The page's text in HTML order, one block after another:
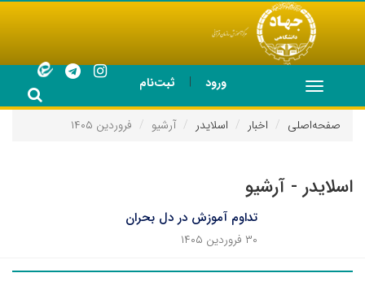
ورود | ثبت‌نام
Toggle
navigation
صفحه‌اصلی
اخبار اسلایدر آرشیو فروردین ۱۴۰۵
اسلایدر - آرشیو
تداوم آموزش در دل بحران
۳۰ فروردین ۱۴۰۵